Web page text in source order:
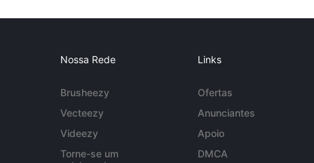
Nossa Rede
Brusheezy
Vecteezy
Videezy
Torne-se um
Links
Ofertas
Anunciantes
Apoio
DMCA